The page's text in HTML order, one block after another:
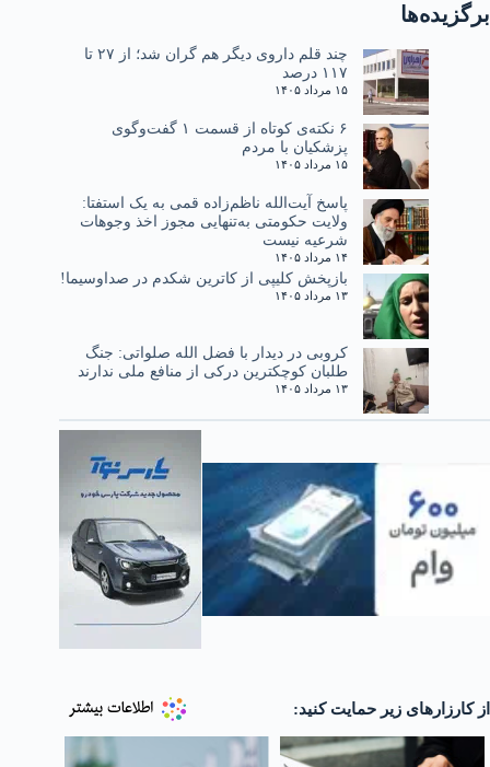
برگزیده‌ها
چند قلم داروی دیگر هم گران شد؛ از ۲۷ تا
۱۱۷ درصد
۱۵ مرداد ۱۴۰۵
۶ نکته‌ی کوتاه از قسمت ۱ گفت‌وگوی
پزشکیان با مردم
۱۵ مرداد ۱۴۰۵
پاسخ آیت‌الله ناظم‌زاده قمی به یک استفتا:
ولایت حکومتی به‌تنهایی مجوز اخذ وجوهات
شرعیه نیست
۱۴ مرداد ۱۴۰۵
بازپخش کلیپی از کاترین شکدم در صداوسیما!
۱۳ مرداد ۱۴۰۵
کروبی در دیدار با فضل الله صلواتی: جنگ
طلبان کوچکترین درکی از منافع ملی ندارند
۱۳ مرداد ۱۴۰۵
از کارزارهای زیر حمایت کنید: